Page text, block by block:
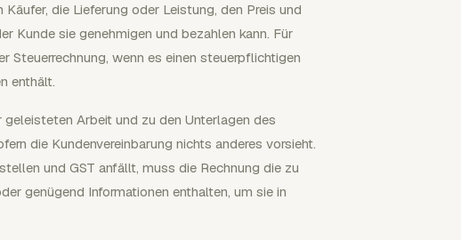
die Lieferung oder Leistung, den Preis und
Kunde sie genehmigen und bezahlen kann. Für
Steuerrechnung, wenn es einen steuerpflichtigen
enthält.
Arbeit und zu den Unterlagen des
die Kundenvereinbarung nichts anderes vorsieht.
und GST anfällt, muss die Rechnung die zu
genügend Informationen enthalten, um sie in